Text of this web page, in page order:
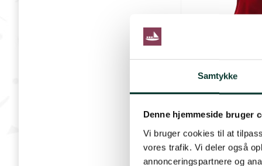
Samtykke
Denne hjemmeside bruger
Vi bruger cookies til at
vores trafik. Vi deler også
annonceringspartnere og